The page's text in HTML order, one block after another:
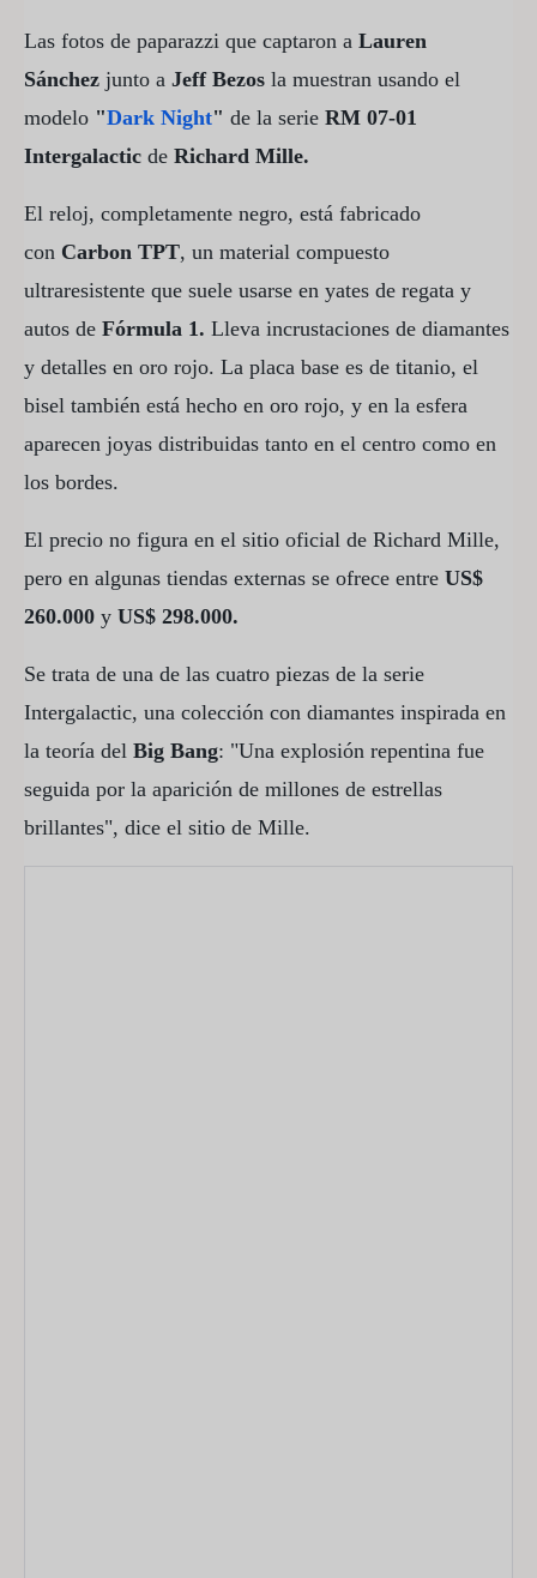
Las fotos de paparazzi que captaron a Lauren
Sánchez junto a Jeff Bezos la muestran usando el
modelo "Dark Night" de la serie RM 07-01
Intergalactic de Richard Mille.
El reloj, completamente negro, está fabricado
con Carbon TPT, un material compuesto
ultraresistente que suele usarse en yates de regata y
autos de Fórmula 1. Lleva incrustaciones de diamantes
y detalles en oro rojo. La placa base es de titanio, el
bisel también está hecho en oro rojo, y en la esfera
aparecen joyas distribuidas tanto en el centro como en
los bordes.
El precio no figura en el sitio oficial de Richard Mille,
pero en algunas tiendas externas se ofrece entre US$
260.000 y US$ 298.000.
Se trata de una de las cuatro piezas de la serie
Intergalactic, una colección con diamantes inspirada en
la teoría del Big Bang: "Una explosión repentina fue
seguida por la aparición de millones de estrellas
brillantes", dice el sitio de Mille.